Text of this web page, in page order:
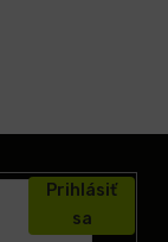
Prihlásiť
sa